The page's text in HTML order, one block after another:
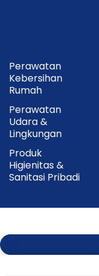
Perawatan
Kebersihan
Rumah
Perawatan
Udara &
Lingkungan
Produk
Higienitas &
Sanitasi Pribadi